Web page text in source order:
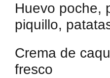
Huevo poche,
piquillo,
Crema de
fresco